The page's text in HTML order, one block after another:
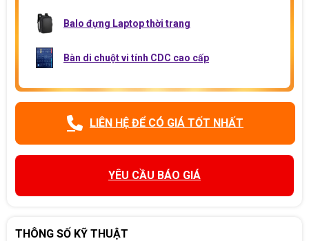
Balo đựng Laptop thời trang
Bàn di chuột vi tính CDC cao cấp
LIÊN HỆ ĐỂ CÓ GIÁ TỐT NHẤT
YÊU CẦU BÁO GIÁ
THÔNG SỐ KỸ THUẬT